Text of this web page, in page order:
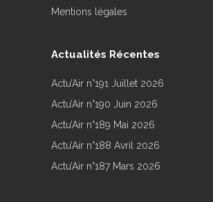
Mentions légales
Actualités Récentes
Actu’Air n°191 Juillet 2026
Actu’Air n°190 Juin 2026
Actu’Air n°189 Mai 2026
Actu’Air n°188 Avril 2026
Actu’Air n°187 Mars 2026